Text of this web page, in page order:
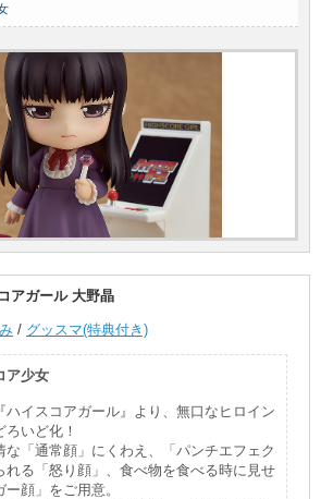
アガール 大野晶
/ グッスマ(特典付き)
ア少女
ハイスコアガール』より、無口なヒロイン
ろいど化！
な「通常顔」にくわえ、「パンチエフェク
れる「怒り顔」、食べ物を食べる時に見せ
顔」をご用意。